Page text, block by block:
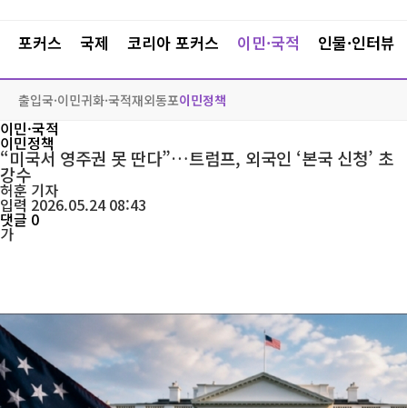
포커스 국제 코리아 포커스 이민·국적 인물·인터뷰
출입국·이민귀화·국적재외동포이민정책
이민·국적
이민정책
“미국서 영주권 못 딴다”…트럼프, 외국인 ‘본국 신청’ 초
강수
허훈 기자
입력 2026.05.24 08:43
댓글 0
가